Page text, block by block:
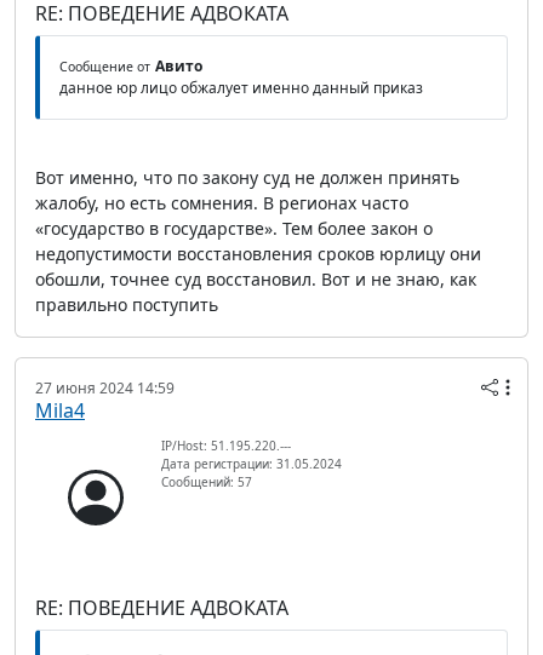
RE: ПОВЕДЕНИЕ АДВОКАТА
Сообщение от Авито
данное юр лицо обжалует именно данный приказ
Вот именно, что по закону суд не должен принять
жалобу, но есть сомнения. В регионах часто
«государство в государстве». Тем более закон о
недопустимости восстановления сроков юрлицу они
обошли, точнее суд восстановил. Вот и не знаю, как
правильно поступить
27 июня 2024 14:59
Mila4
IP/Host: 51.195.220.---
Дата регистрации: 31.05.2024
Сообщений: 57
RE: ПОВЕДЕНИЕ АДВОКАТА